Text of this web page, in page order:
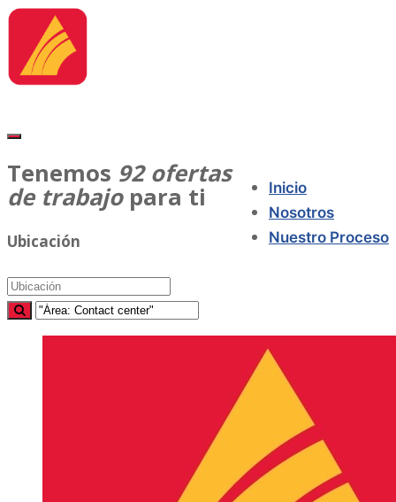
Inicio
Nosotros
Nuestro Proceso
Tenemos 92 ofertas
de trabajopara ti
Ubicación